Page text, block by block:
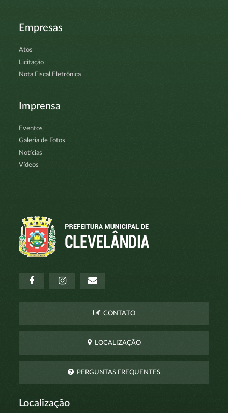
Empresas
Atos
Licitação
Nota Fiscal Eletrônica
Imprensa
Eventos
Galeria de Fotos
Notícias
Vídeos
CONTATO
LOCALIZAÇÃO
PERGUNTAS FREQUENTES
Localização